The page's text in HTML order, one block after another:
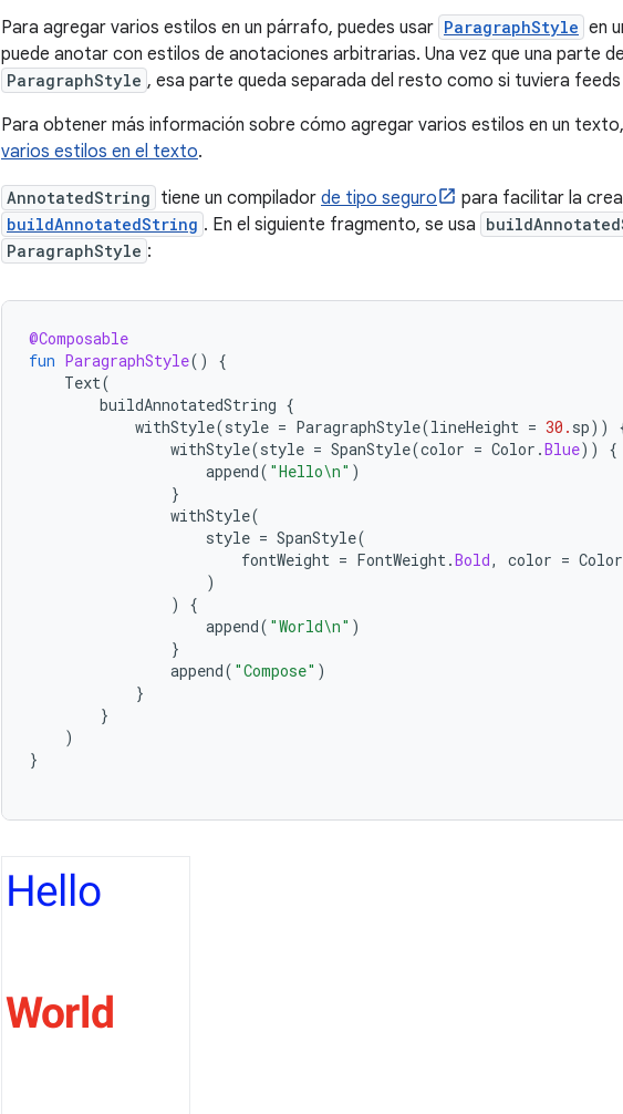
Para agregar varios estilos en un párrafo, puedes usar ParagraphStyle en
puede anotar con estilos de anotaciones arbitrarias. Una vez que una parte
ParagraphStyle , esa parte queda separada del resto como si tuviera feeds
Para obtener más información sobre cómo agregar varios estilos en un
varios estilos en el texto.
AnnotatedString tiene un compilador de tipo seguro para facilitar la
buildAnnotatedString . En el siguiente fragmento, se usa
ParagraphStyle :
@Composable
fun ParagraphStyle()
{
Text(
buildAnnotatedString {
withStyle(style = ParagraphStyle(lineHeight = 30. sp))
withStyle(style = SpanStyle(color = Color .Blue))
{
append( "Hello\n" )
}
withStyle(
style = SpanStyle(
fontWeight = FontWeight.Bold, color = Color
)
)
{
append( "World\n" )
}
append( "Compose" )
}
}
)
}